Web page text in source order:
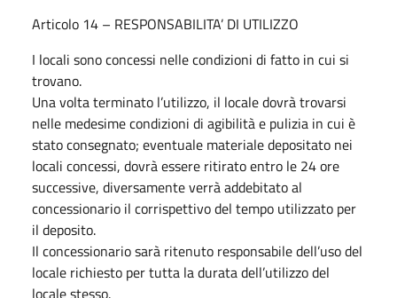
Articolo 14 – RESPONSABILITA’ DI UTILIZZO
I locali sono concessi nelle condizioni di fatto in cui si
trovano.
Una volta terminato l’utilizzo, il locale dovrà trovarsi
nelle medesime condizioni di agibilità e pulizia in cui è
stato consegnato; eventuale materiale depositato nei
locali concessi, dovrà essere ritirato entro le 24 ore
successive, diversamente verrà addebitato al
concessionario il corrispettivo del tempo utilizzato per
il deposito.
Il concessionario sarà ritenuto responsabile dell’uso del
locale richiesto per tutta la durata dell’utilizzo del
locale stesso.